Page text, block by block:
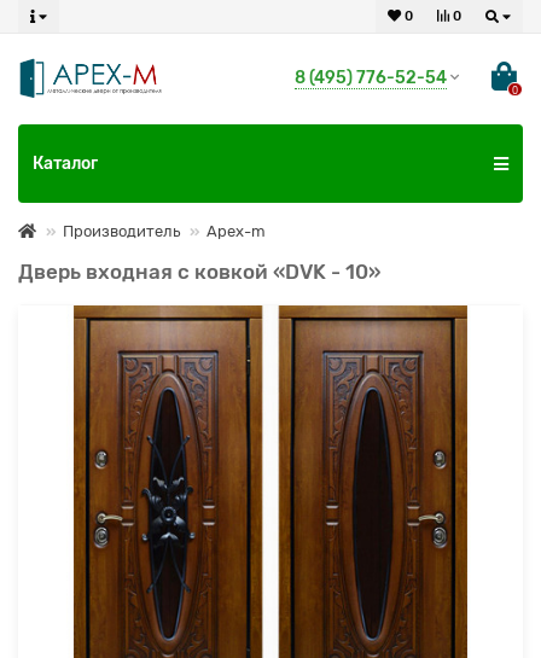
0
0
8 (495) 776-52-54
0
Каталог
Производитель Apex-m
Дверь входная с ковкой «DVK - 10»